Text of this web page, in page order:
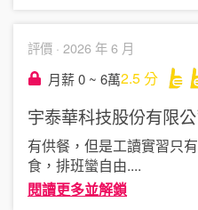
評價 · 2026 年 6 月
月薪 0 ~ 6萬2.5分
宇泰華科技股份有限
有供餐，但是工讀實習只
食，排班蠻自由....
閱讀更多並解鎖